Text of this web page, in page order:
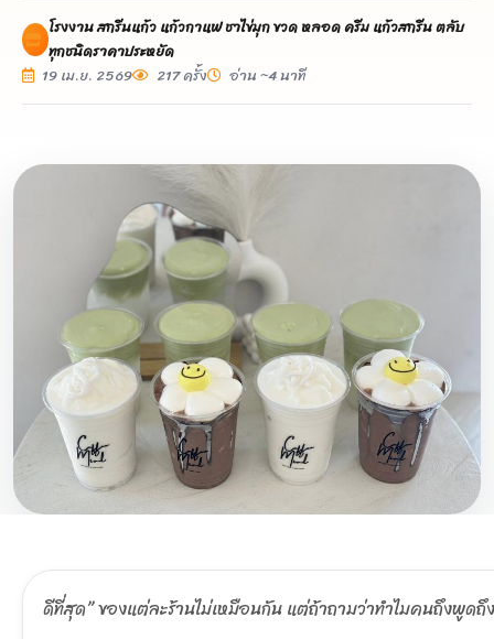
โรงงาน สกรีนแก้ว แก้วกาแฟ ชาไข่มุก ขวด หลอด ครีม แก้วสกรีน ตลับ
ทุกชนิดราคาประหยัด
19 เม.ย. 2569
217 ครั้ง อ่าน ~4 นาที
ดีที่สุด” ของแต่ละร้านไม่เหมือนกัน แต่ถ้าถามว่าทำไมคนถึงพู